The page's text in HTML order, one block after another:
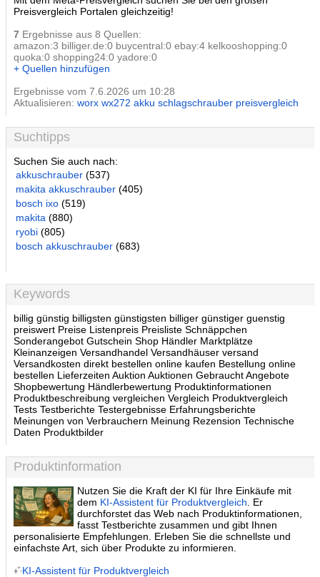
Preisvergleich Portalen gleichzeitig!
7 Ergebnisse aus 8 Quellen:
amazon:3 billiger.de:0 buycentral:0 ebay:4 kelkooshopping:0
quoka:0 shopping24:0 yadore:0
+ Quellen hinzufügen
Ergebnisse vom 7.6.2026 um 10:28
Aktualisieren: worx wx272 akku schlagschrauber preisvergleich
Suchtipps
Suchen Sie auch nach:
akkuschrauber (537)
makita akkuschrauber (405)
bosch ixo (519)
makita (880)
ryobi (805)
bosch akkuschrauber (683)
Keywords
billig günstig billigsten günstigsten billiger günstiger guenstig
preiswert Preise Listenpreis Preisliste Schnäppchen
Sonderangebot Gutschein Shop Händler Marktplätze
Kleinanzeigen Versandhandel Versandhäuser versand
Versandkosten direkt bestellen online kaufen Bestellung online
bestellen Lieferzeiten Auktion Auktionen Gebraucht Angebote
Shopbewertung Händlerbewertung Produktinformationen
Produktbeschreibung vergleichen Vergleich Produktvergleich
Tests Testberichte Testergebnisse Erfahrungsberichte
Meinungen von Verbrauchern Meinung Rezension Technische
Daten Produktbilder
Produktinformation
Nutzen Sie die Kraft der KI für Ihre Einkäufe mit
dem KI-Assistent für Produktvergleich . Er
durchforstet das Web nach Produktinformationen,
fasst Testberichte zusammen und gibt Ihnen
personalisierte Empfehlungen. Erleben Sie die schnellste und
einfachste Art, sich über Produkte zu informieren.
KI-Assistent für Produktvergleich